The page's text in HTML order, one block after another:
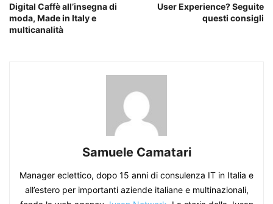
Digital Caffè all’insegna di
moda, Made in Italy e
multicanalità
User Experience? Seguite
questi consigli
Samuele Camatari
Manager eclettico, dopo 15 anni di consulenza IT in Italia e
all’estero per importanti aziende italiane e multinazionali,